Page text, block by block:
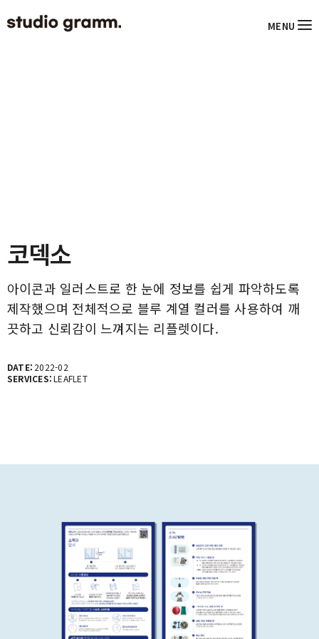
MENU
코덱소
아이콘과 일러스트로 한 눈에 정보를 쉽게 파악하도록
제작했으며 전체적으로 블루 계열 컬러를 사용하여 깨
끗하고 신뢰감이 느껴지는 리플렛이다.
DATE: 2022-02
SERVICES:LEAFLET